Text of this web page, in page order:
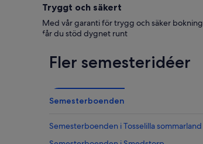
Tryggt och säkert
Med vår garanti för trygg och säker bokning
får du stöd dygnet runt
Fler semesteridéer
Semesterboenden
Semesterboenden i Tosselilla sommarland